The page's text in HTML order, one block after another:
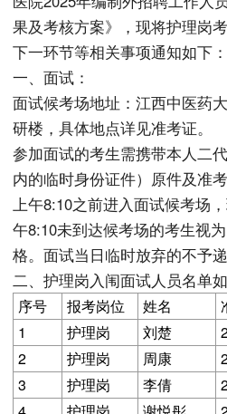
果及考核方案》，现将护理岗
下一环节等相关事项通知如下：
一、面试：
面试候考场地址：江西中医药
研楼，具体地点详见准考证。
参加面试的考生需携带本人二
内的临时身份证件）原件及准
上午8:10之前进入面试候考场
午8:10未到达候考场的考生视
格。面试当日临时放弃的不予递
二、护理岗入闱面试人员名单如
序号 报考岗位 姓名
1
护理岗 刘楚
2
护理岗 周康
3
护理岗 李倩